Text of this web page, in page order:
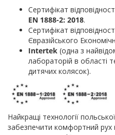
Сертифікат
EN 1888-2: 2018.
Сертифікат
Євразійського
Intertek (одна з
лабораторій в області
дитячих колясок).
Найкращі технології
забезпечити комфортний рух